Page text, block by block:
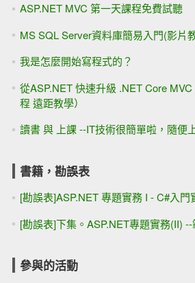
ASP.NET MVC 第一天課程免費試聽
MS SQL Server資料庫簡易入門(影片
我是怎麼開始寫程式的？
從ASP.NET 快速升級 .NET Core
程 遠距教學）
讀書 與 上課 --IT技術很簡單啦，隨便
書籍，勘誤表
[勘誤表]ASP.NET 專題實務 I - C#入門
[勘誤表]下集。ASP.NET專題實務(II)
參與的活動